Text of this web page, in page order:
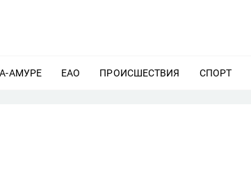
АМУРЕ ЕЩЕ
ЕАО ЕЩЕ
ПРОИСШЕСТВИЯ ЕЩЕ
СПОРТ